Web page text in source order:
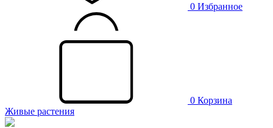
0 Избранное
0 Корзина
Живые растения